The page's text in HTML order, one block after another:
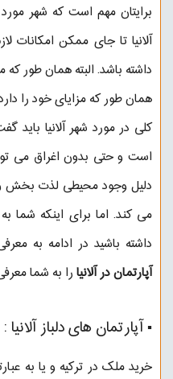
برایتان مهم است که شهر مورد
آلانیا تا جای ممکن امکانات
داشته باشد. البته همان طور
همان طور که مزایای خود را
کلی در مورد شهر آلانیا
است و حتی بدون اغراق می
دلیل وجود محیطی لذت بخش و
می کند. اما برای اینکه شما به
داشته باشید در ادامه به
آپارتمان در آلانیارا به شما
▪︎ آپارتمان های دلباز آلانیا :
خرید ملک در ترکیه و یا به